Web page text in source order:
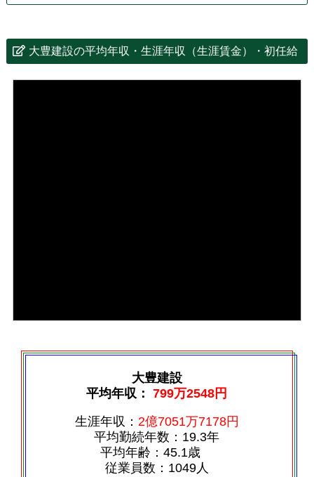
大豊建設の平均年収・生涯年収（生涯賃金）・初任給
大豊建設
平均年収：799万2548円
生涯年収： 2億7051万7178円
平均勤続年数：19.3年
平均年齢：45.1歳
従業員数：1049人